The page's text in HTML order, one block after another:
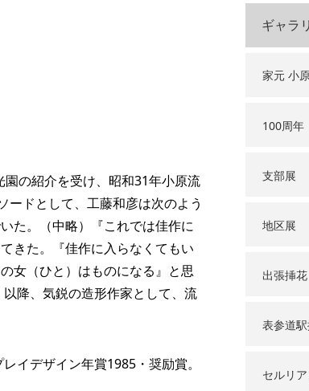
の紹介を受け、昭和31年小原流
ードとして、工藤和彦は次のよう
た。（中略）『これでは佳作に
きた。『佳作に入らなくてもい
女（ひと）はものになる』と思
降、気鋭の造形作家として、流
イデザイン年賞1985・奨励賞。
ギャラ
家元 小
100周年
支部展
地区展
出張挿花
表参道
セルリ